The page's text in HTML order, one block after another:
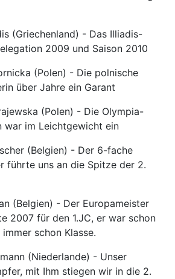
(Griechenland) - Das Illiadis-
2009 und Saison 2010
(Polen) - Die polnische
über Jahre ein Garant
(Polen) - Die Olympia-
war im Leichtgewicht ein
(Belgien) - Der 6-fache
führte uns an die Spitze der 2.
(Belgien) - Der Europameister
2007 für den 1.JC, er war schon
schon Klasse.
(Niederlande) - Unser
mit Ihm stiegen wir in die 2.